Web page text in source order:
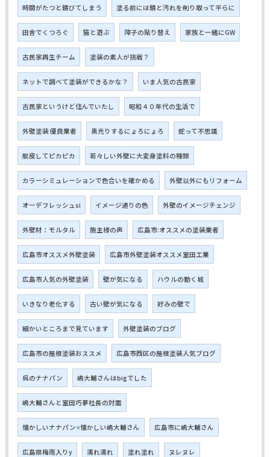
時間がたつと錆びてしまう 塗る前には錆と汚れを削り取って平らに
田舎でくつろぐ 猫と遊ぶ 障子の貼り替え 家族と一緒にGW
古民家再生チーム 塗装の素人が挑戦？
ネットで調べて塗装ができるかな？ いま人気の古民家
古民家というけど住んでいたし 昭和４０年代の生活で
外壁塗装 優良業者 黒光りするにょろにょろ 蛇って不思議
脱皮してピカピカ 若々しい外壁に大変身塗料の種類
カラーシミュレーションで色合いを確かめる 外壁以外にもリフォーム
オーデフレッシュsi イメージ通りの色 外壁のイメージチェンジ
外壁材：モルタル 施主様の声 広島市:オススメの塗装業者
広島市オススメ外壁塗装 広島市外壁塗装オススメ室田工業
広島市人気の外壁塗装 壁が気になる ハウルの動く城
いきなり老化する 古い壁が気になる 好みの壁で
細かいところまで見ています 外壁塗装のブログ
広島市の屋根塗装おススメ 広島市西区の屋根塗装人気ブログ
呉のナナパン 嶋大輔さんはbigでした
嶋大輔さんと室田巧夢社長の対面
懐かしいナナパン⭐懐かしい嶋大輔さん 広島市に嶋大輔さん
広島県梅雨入りy 濡れ濡れ 塗れ塗れ ヌレヌレ